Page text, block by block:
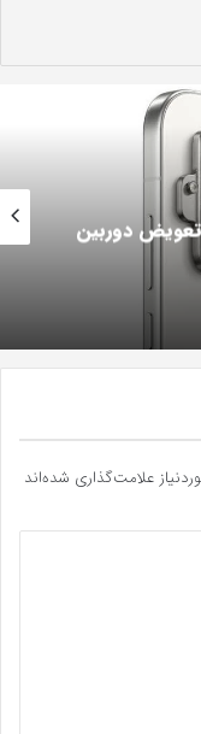
گرام
مسابقه باتری پرچمداران؛ پیروزی پیکسل 10 در
علامت‌گذاری شده‌اند